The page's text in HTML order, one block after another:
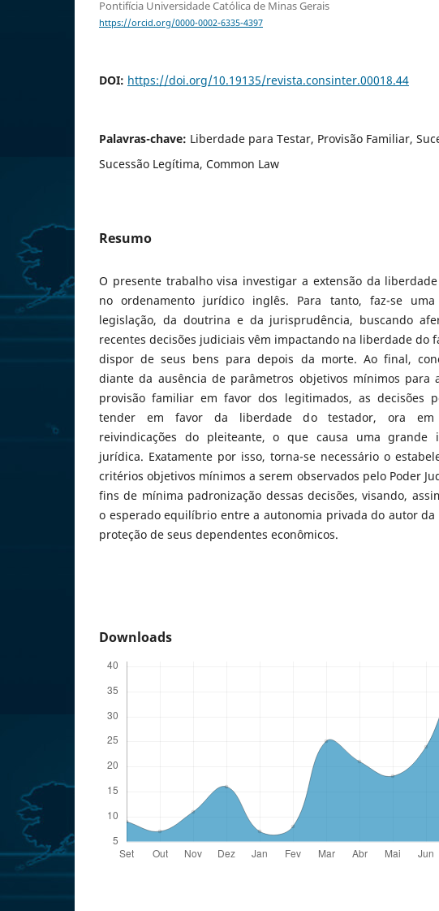
Pontifícia Universidade Católica de Minas Gerais
https://orcid.org/0000-0002-6335-4397
DOI: https://doi.org/10.19135/revista.consinter.00018.44
Palavras-chave: Liberdade para Testar, Provisão Familiar,
Sucessão Legítima, Common Law
Resumo
O presente trabalho visa investigar a extensão da
no ordenamento jurídico inglês. Para tanto, faz-se
legislação, da doutrina e da jurisprudência, buscando
recentes decisões judiciais vêm impactando na liberdade do
dispor de seus bens para depois da morte. Ao final,
diante da ausência de parâmetros objetivos mínimos para
provisão familiar em favor dos legitimados, as decisões
tender em favor da liberdade do testador, ora
reivindicações do pleiteante, o que causa uma grande
jurídica. Exatamente por isso, torna-se necessário o
critérios objetivos mínimos a serem observados pelo Poder
fins de mínima padronização dessas decisões, visando,
o esperado equilíbrio entre a autonomia privada do autor da
proteção de seus dependentes econômicos.
Downloads